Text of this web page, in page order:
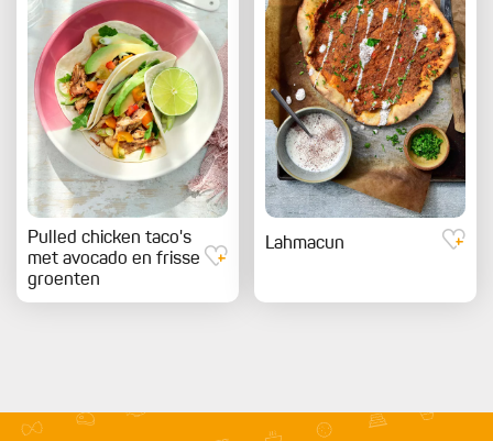
Pulled chicken taco's
met avocado en frisse
groenten
Lahmacun